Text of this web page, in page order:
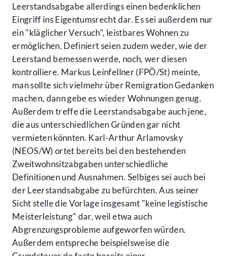
Leerstandsabgabe allerdings einen bedenklichen
Eingriff ins Eigentumsrecht dar. Es sei außerdem nur
ein "kläglicher Versuch", leistbares Wohnen zu
ermöglichen. Definiert seien zudem weder, wie der
Leerstand bemessen werde, noch, wer diesen
kontrolliere. Markus Leinfellner (FPÖ/St) meinte,
man sollte sich vielmehr über Remigration Gedanken
machen, dann gebe es wieder Wohnungen genug.
Außerdem treffe die Leerstandsabgabe auch jene,
die aus unterschiedlichen Gründen gar nicht
vermieten könnten. Karl-Arthur Arlamovsky
(NEOS/W) ortet bereits bei den bestehenden
Zweitwohnsitzabgaben unterschiedliche
Definitionen und Ausnahmen. Selbiges sei auch bei
der Leerstandsabgabe zu befürchten. Aus seiner
Sicht stelle die Vorlage insgesamt "keine legistische
Meisterleistung" dar, weil etwa auch
Abgrenzungsprobleme aufgeworfen würden.
Außerdem entspreche beispielsweise die